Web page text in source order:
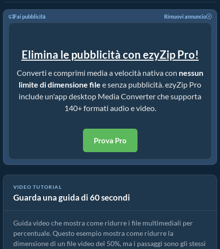
Fai pubblicità Rimuovi annuncio
Elimina le pubblicità con ezyZip Pro!
Converti e comprimi media a velocità nativa con nessun
limite di dimensione file e senza pubblicità. ezyZip Pro
include un'app desktop Media Converter che supporta
140+ formati audio e video.
Prova Pro
VIDEO TUTORIAL
Guarda una guida di 60 secondi
Come Ridurre i File Multimediali per Percentuale (Guida Semplice)
Guida video che mostra come ridurre i file multimediali per
percentuale. Questo esempio mostra come ridurre la
dimensione di un file video del 50%, ma i passaggi sono gli stessi